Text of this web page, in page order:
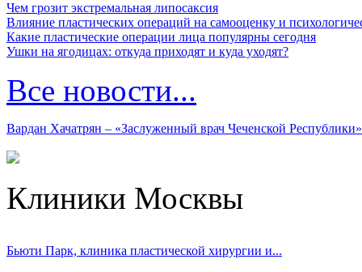
Чем грозит экстремальная липосаксия
Влияние пластических операций на самооценку и
Какие пластические операции лица популярны сегодня
Ушки на ягодицах: откуда приходят и куда уходят?
Все новости...
Вардан Хачатрян – «Заслуженный врач Чеченской Республики»
Клиники Москвы
Бьюти Парк, клиника пластической хирургии и...